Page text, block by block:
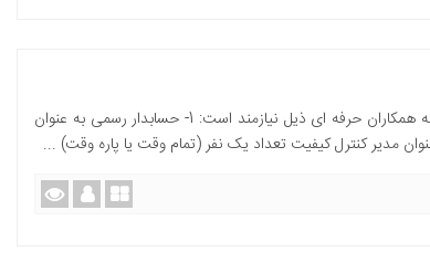
موسسه حسابرسی آگاه حساب جهت تکمیل کادر حرفه ای خود به همکاران حرفه ای ذیل نیازمند است: 1- حسابدار رسمی به عنوان